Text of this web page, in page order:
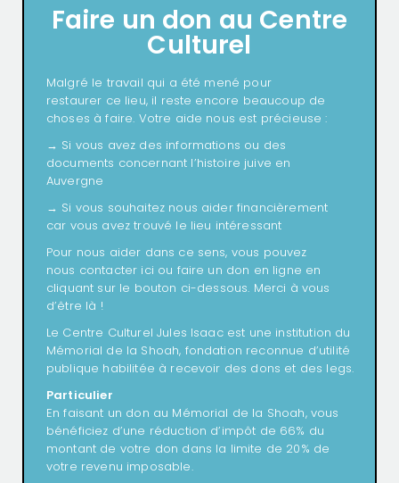
Faire un don au Centre
Culturel
Malgré le travail qui a été mené pour
restaurer ce lieu, il reste encore beaucoup de
choses à faire. Votre aide nous est précieuse :
→ Si vous avez des informations ou des
documents concernant l’histoire juive en
Auvergne
→ Si vous souhaitez nous aider financièrement
car vous avez trouvé le lieu intéressant
Pour nous aider dans ce sens, vous pouvez
nous contacter ici ou faire un don en ligne en
cliquant sur le bouton ci-dessous. Merci à vous
d’être là !
Le Centre Culturel Jules Isaac est une institution du
Mémorial de la Shoah, fondation reconnue d’utilité
publique habilitée à recevoir des dons et des legs.
Particulier
En faisant un don au Mémorial de la Shoah, vous
bénéficiez d’une réduction d’impôt de 66% du
montant de votre don dans la limite de 20% de
votre revenu imposable.